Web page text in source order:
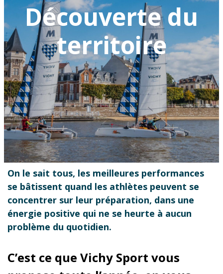
Découverte du
territoire
On le sait tous, les meilleures performances
se bâtissent quand les athlètes peuvent se
concentrer sur leur préparation, dans une
énergie positive qui ne se heurte à aucun
problème du quotidien.
C’est ce que Vichy Sport vous